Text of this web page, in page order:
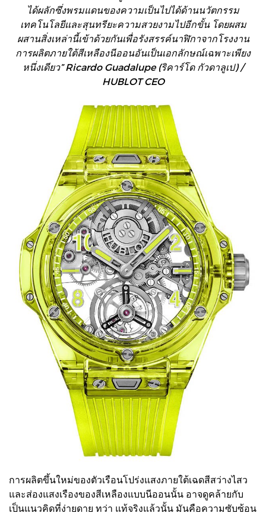
ได้ผลักซึ่งพรมแดนของความเป็นไปได้ด้านนวัตกรรม
เทคโนโลยีและสุนทรียะความสวยงามไปอีกขั้น โดยผสม
ผสานสิ่งเหล่านี้เข้าด้วยกันเพื่อรังสรรค์นาฬิกาจากโรงงาน
การผลิตภายใต้สีเหลืองนีออนอันเป็นเอกลักษณ์เฉพาะเพียง
หนึ่งเดียว” Ricardo Guadalupe (ริคาร์โด กัวดาลูเป) /
HUBLOT CEO
การผลิตขึ้นใหม่ของตัวเรือนโปร่งแสงภายใต้เฉดสีสว่างไสว
และส่องแสงเรืองของสีเหลืองแบบนีออนนั้น อาจดูคล้ายกับ
เป็นแนวคิดที่ง่ายดาย ทว่า แท้จริงแล้วนั้น มันคือความซับซ้อน